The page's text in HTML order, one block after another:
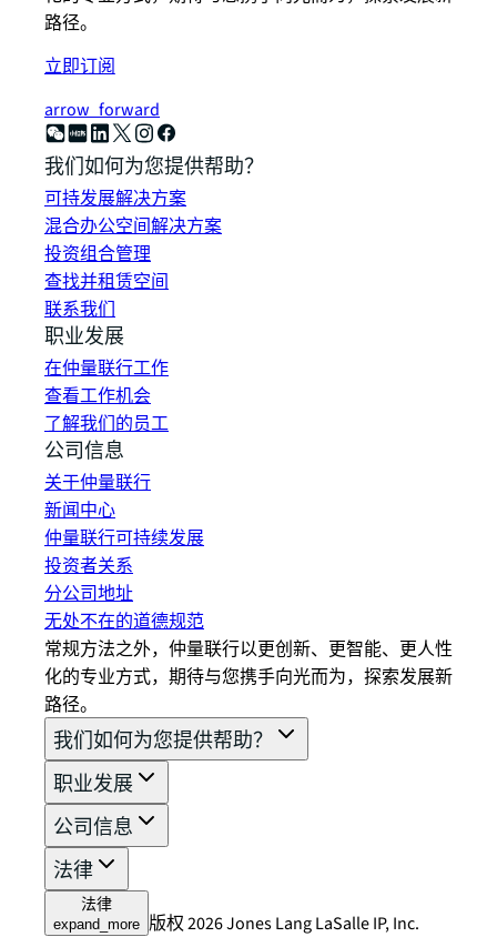
路径。
立即订阅
arrow_forward
我们如何为您提供帮助？
可持发展解决方案
混合办公空间解决方案
投资组合管理
查找并租赁空间
联系我们
职业发展
在仲量联行工作
查看工作机会
了解我们的员工
公司信息
关于仲量联行
新闻中心
仲量联行可持续发展
投资者关系
分公司地址
无处不在的道德规范
常规方法之外，仲量联行以更创新、更智能、更人性
化的专业方式，期待与您携手向光而为，探索发展新
路径。
我们如何为您提供帮助？
职业发展
公司信息
法律
法律
expand_more 版权 2026 Jones Lang LaSalle IP, Inc.